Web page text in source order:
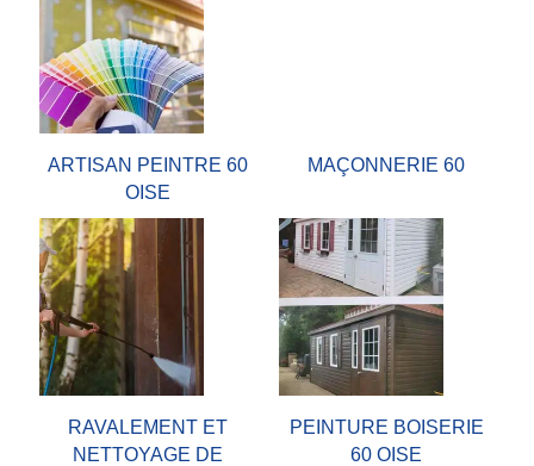
ARTISAN PEINTRE 60
OISE
MAÇONNERIE 60
RAVALEMENT ET
NETTOYAGE DE
PEINTURE BOISERIE
60 OISE